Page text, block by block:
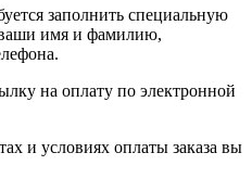
заполнить специальную
имя и фамилию,
на оплату по электронной
и условиях оплаты заказа вы